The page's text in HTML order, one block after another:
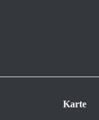
Karte